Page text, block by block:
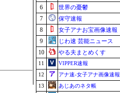
6
世界の憂鬱
7
保守速報
8
女子アナお宝画像速報
9
じわ速 芸能ニュース
10
やる夫まとめくす
11
VIPPER速報
12
アナ速‐女子アナ画像速報
13
あじあのネタ帳